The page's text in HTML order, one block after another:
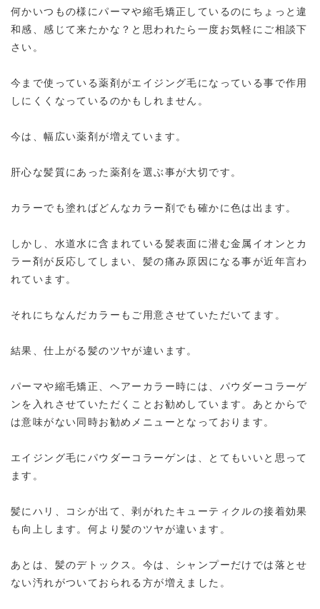
何かいつもの様にパーマや縮毛矯正しているのにちょっと違
和感、感じて来たかな？と思われたら一度お気軽にご相談下
さい。
今まで使っている薬剤がエイジング毛になっている事で作用
しにくくなっているのかもしれません。
今は、幅広い薬剤が増えています。
肝心な髪質にあった薬剤を選ぶ事が大切です。
カラーでも塗ればどんなカラー剤でも確かに色は出ます。
しかし、水道水に含まれている髪表面に潜む金属イオンとカ
ラー剤が反応してしまい、髪の痛み原因になる事が近年言わ
れています。
それにちなんだカラーもご用意させていただいてます。
結果、仕上がる髪のツヤが違います。
パーマや縮毛矯正、ヘアーカラー時には、パウダーコラーゲ
ンを入れさせていただくことお勧めしています。あとからで
は意味がない同時お勧めメニューとなっております。
エイジング毛にパウダーコラーゲンは、とてもいいと思って
ます。
髪にハリ、コシが出て、剥がれたキューティクルの接着効果
も向上します。何より髪のツヤが違います。
あとは、髪のデトックス。今は、シャンプーだけでは落とせ
ない汚れがついておられる方が増えました。